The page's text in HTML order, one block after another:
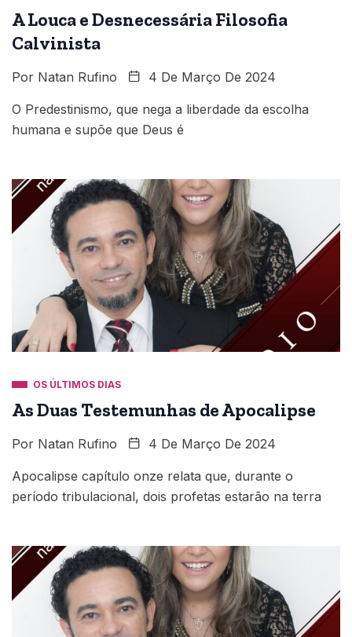
A Louca e Desnecessária Filosofia
Calvinista
Por Natan Rufino 4 De Março De 2024
O Predestinismo, que nega a liberdade da escolha
humana e supõe que Deus é
OS ÚLTIMOS DIAS
As Duas Testemunhas de Apocalipse
Por Natan Rufino 4 De Março De 2024
Apocalipse capítulo onze relata que, durante o
período tribulacional, dois profetas estarão na terra